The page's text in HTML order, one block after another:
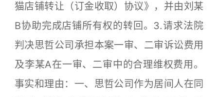
猫店铺转让（订金收取）协议》，并由刘某
B协助完成店铺所有权的转回。3.请求法院
判决思哲公司承担本案一审、二审诉讼费用
及李某A在一审、二审中的合理维权费用。
事实和理由：一、思哲公司作为居间人在同